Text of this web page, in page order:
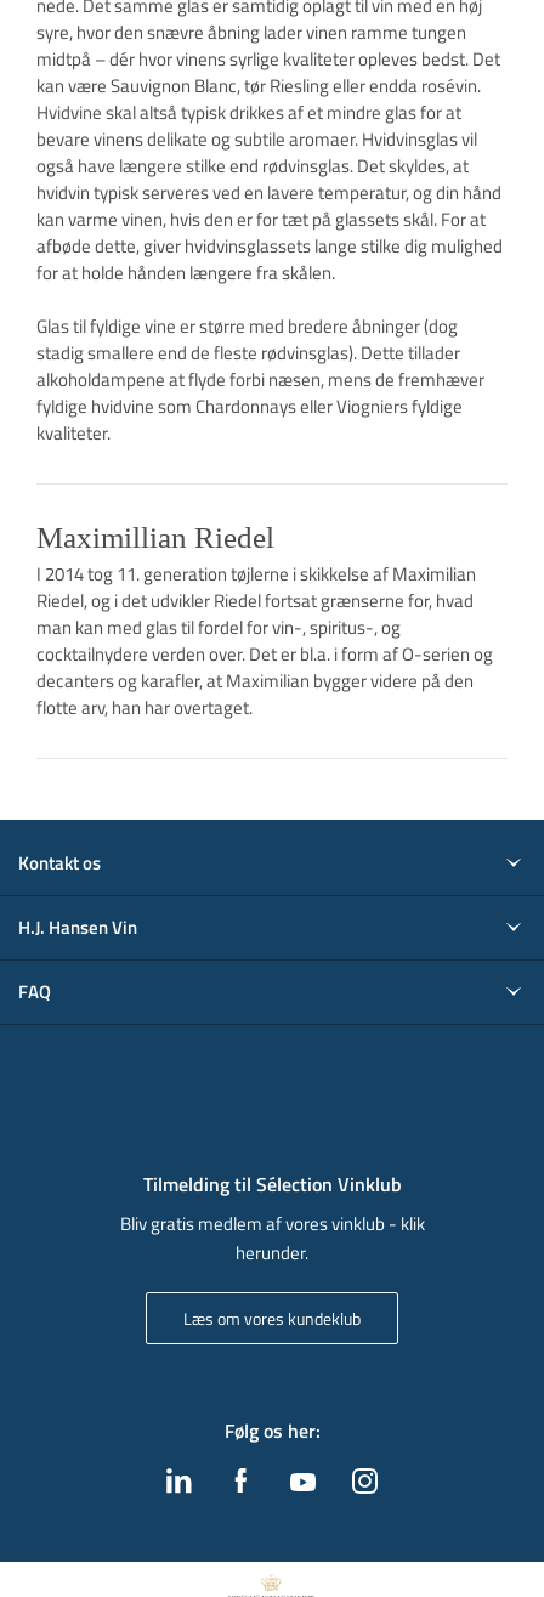
syre, hvor den snævre åbning lader vinen ramme tungen
midtpå – dér hvor vinens syrlige kvaliteter opleves bedst. Det
kan være Sauvignon Blanc, tør Riesling eller endda rosévin.
Hvidvine skal altså typisk drikkes af et mindre glas for at
bevare vinens delikate og subtile aromaer. Hvidvinsglas vil
også have længere stilke end rødvinsglas. Det skyldes, at
hvidvin typisk serveres ved en lavere temperatur, og din hånd
kan varme vinen, hvis den er for tæt på glassets skål. For at
afbøde dette, giver hvidvinsglassets lange stilke dig mulighed
for at holde hånden længere fra skålen.
Glas til fyldige vine er større med bredere åbninger (dog
stadig smallere end de fleste rødvinsglas). Dette tillader
alkoholdampene at flyde forbi næsen, mens de fremhæver
fyldige hvidvine som Chardonnays eller Viogniers fyldige
kvaliteter.
Maximillian Riedel
I 2014 tog 11. generation tøjlerne i skikkelse af Maximilian
Riedel, og i det udvikler Riedel fortsat grænserne for, hvad
man kan med glas til fordel for vin-, spiritus-, og
cocktailnydere verden over. Det er bl.a. i form af O-serien og
decanters og karafler, at Maximilian bygger videre på den
flotte arv, han har overtaget.
Kontakt os
H.J. Hansen Vin
FAQ
Tilmelding til Sélection Vinklub
Bliv gratis medlem af vores vinklub - klik
herunder.
Læs om vores kundeklub
Følg os her: